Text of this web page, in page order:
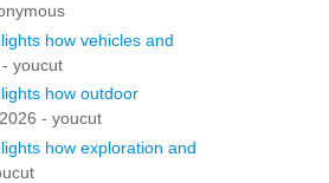
how vehicles and
- youcut
how outdoor
- youcut
how exploration and